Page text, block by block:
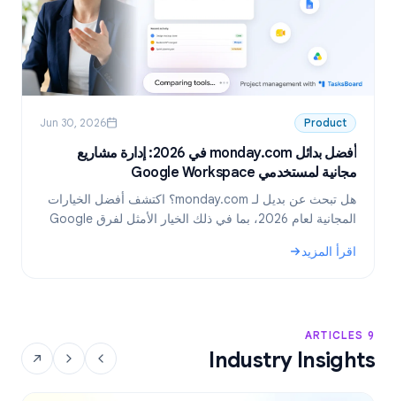
Product
Jun 30, 2026
أفضل بدائل monday.com في 2026: إدارة مشاريع
مجانية لمستخدمي Google Workspace
هل تبحث عن بديل لـ monday.com؟ اكتشف أفضل الخيارات
المجانية لعام 2026، بما في ذلك الخيار الأمثل لفرق Google
اقرأ المزيد
: أفضل بدائل monday.com في 2026: إدارة مشاريع مجانية لمستخدمي Google Workspace
9 ARTICLES
Industry Insights